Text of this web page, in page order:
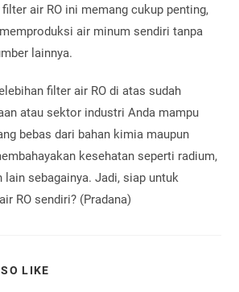
air RO ini memang cukup penting,
air minum sendiri tanpa
lainnya.
filter air RO di atas sudah
atau sektor industri Anda mampu
bebas dari bahan kimia maupun
kesehatan seperti radium,
lain sebagainya. Jadi, siap untuk
RO sendiri? (Pradana)
LIKE